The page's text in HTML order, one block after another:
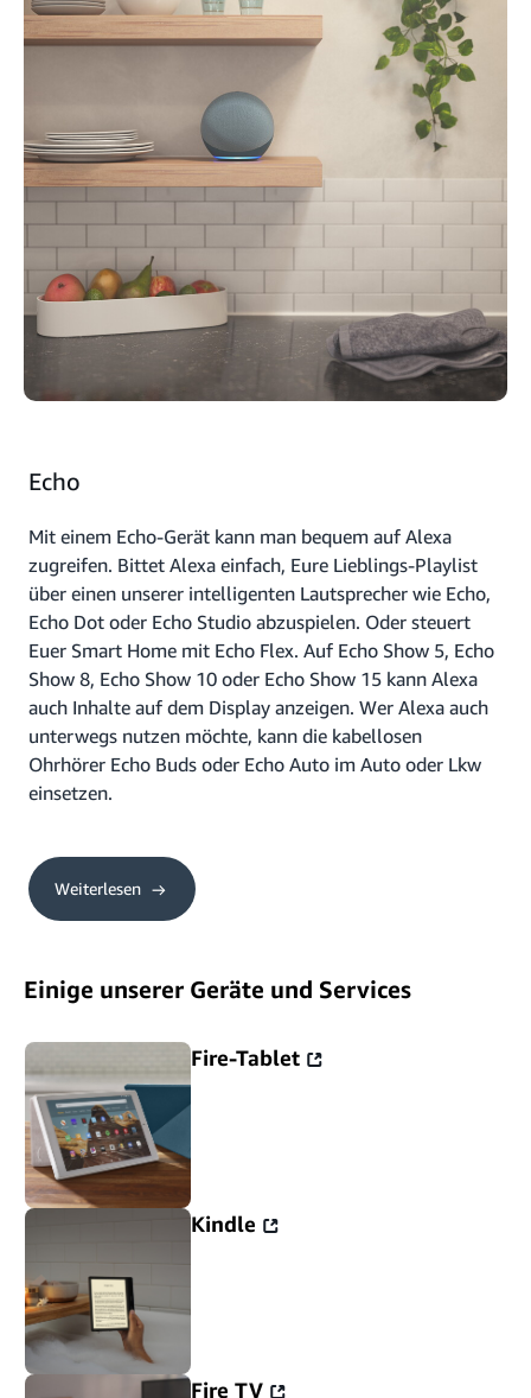
Echo
Mit einem Echo-Gerät kann man bequem auf Alexa
zugreifen. Bittet Alexa einfach, Eure Lieblings-Playlist
über einen unserer intelligenten Lautsprecher wie Echo,
Echo Dot oder Echo Studio abzuspielen. Oder steuert
Euer Smart Home mit Echo Flex. Auf Echo Show 5, Echo
Show 8, Echo Show 10 oder Echo Show 15 kann Alexa
auch Inhalte auf dem Display anzeigen. Wer Alexa auch
unterwegs nutzen möchte, kann die kabellosen
Ohrhörer Echo Buds oder Echo Auto im Auto oder Lkw
einsetzen.
Weiterlesen
Einige unserer Geräte und Services
Fire-Tablet
Kindle
Fire TV